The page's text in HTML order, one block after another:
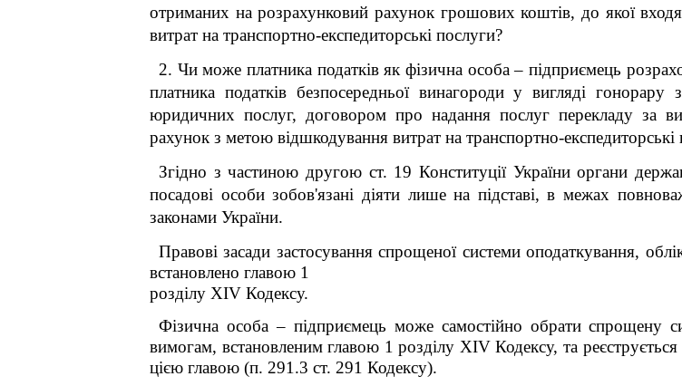
отриманих на розрахунковий рахунок грошових коштів, до якої
витрат на транспортно-експедиторські послуги?
2. Чи може платника податків як фізична особа – підприємець
платника податків безпосередньої винагороди у вигляді
юридичних послуг, договором про надання послуг перекладу за
рахунок з метою відшкодування витрат на транспортно-експедиторські
Згідно з частиною другою ст. 19 Конституції України органи
посадові особи зобов'язані діяти лише на підставі, в межах
законами України.
Правові засади застосування спрощеної системи оподаткування,
встановлено главою 1
розділу XIV Кодексу.
Фізична особа – підприємець може самостійно обрати спрощену
вимогам, встановленим главою 1 розділу XIV Кодексу, та
цією главою (п. 291.3 ст. 291 Кодексу).